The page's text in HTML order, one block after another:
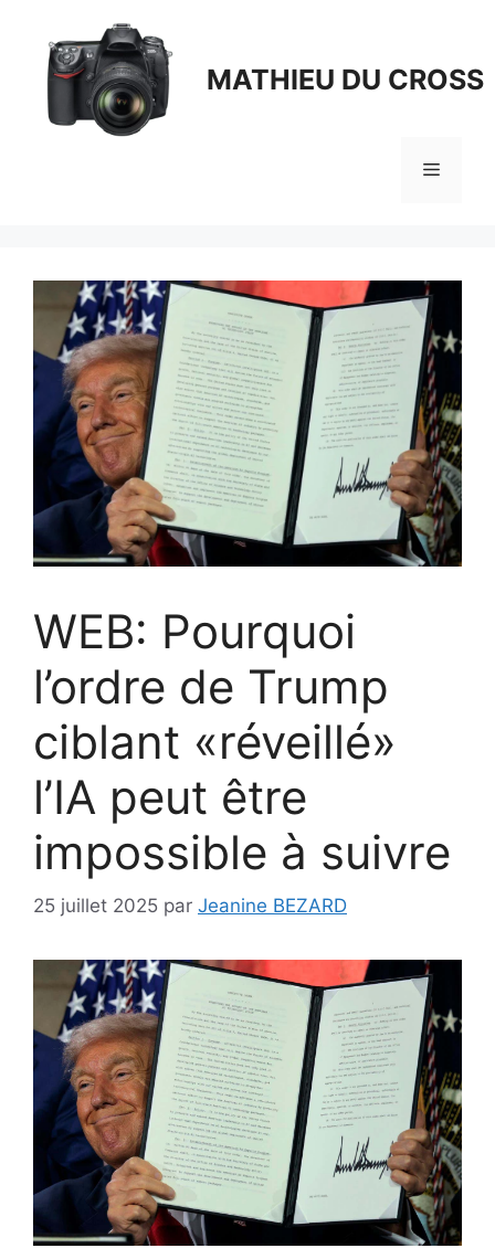
contenu
MATHIEU DU CROSS
Menu
WEB: Pourquoi
l’ordre de Trump
ciblant «réveillé»
l’IA peut être
impossible à suivre
25 juillet 2025 par Jeanine BEZARD